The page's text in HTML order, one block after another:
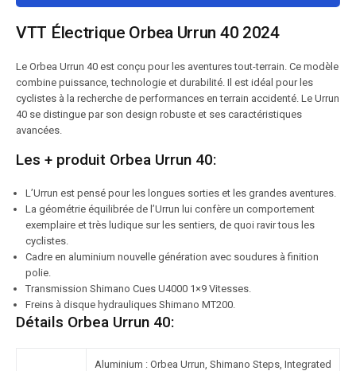
VTT Électrique Orbea Urrun 40 2024
Le Orbea Urrun 40 est conçu pour les aventures tout-terrain. Ce modèle
combine puissance, technologie et durabilité. Il est idéal pour les
cyclistes à la recherche de performances en terrain accidenté. Le Urrun
40 se distingue par son design robuste et ses caractéristiques
avancées.
Les + produit Orbea Urrun 40:
L’Urrun est pensé pour les longues sorties et les grandes aventures.
La géométrie équilibrée de l’Urrun lui confère un comportement
exemplaire et très ludique sur les sentiers, de quoi ravir tous les
cyclistes.
Cadre en aluminium nouvelle génération avec soudures à finition
polie.
Transmission Shimano Cues U4000 1×9 Vitesses.
Freins à disque hydrauliques Shimano MT200.
Détails Orbea Urrun 40:
Aluminium : Orbea Urrun, Shimano Steps, Integrated